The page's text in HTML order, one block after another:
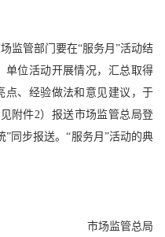
监管部门要在“服务月”活动结
单位活动开展情况，汇总取得
点、经验做法和意见建议，于
附件2）报送市场监管总局登
同步报送。“服务月”活动的典
市场监管总局